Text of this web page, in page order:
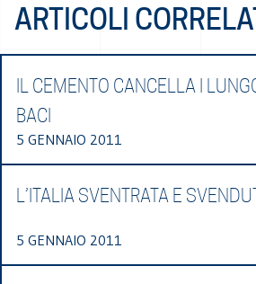
ARTICOLI
IL CEMENTO CANCELLA I
BACI
5 GENNAIO 2011
L’ITALIA SVENTRATA E
5 GENNAIO 2011